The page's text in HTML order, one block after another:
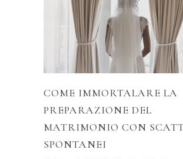
COME IMMORTALARE LA
PREPARAZIONE DEL
MATRIMONIO CON
SPONTANEI